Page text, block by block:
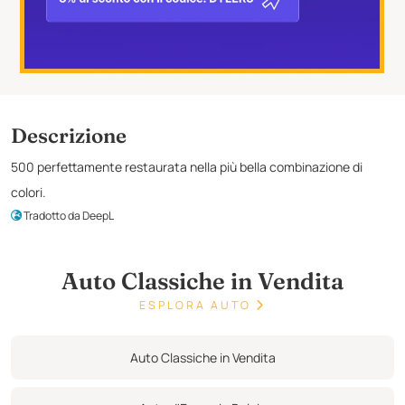
Descrizione
500 perfettamente restaurata nella più bella combinazione di
colori.
Tradotto da DeepL
Auto Classiche in Vendita
ESPLORA AUTO
Auto Classiche in Vendita